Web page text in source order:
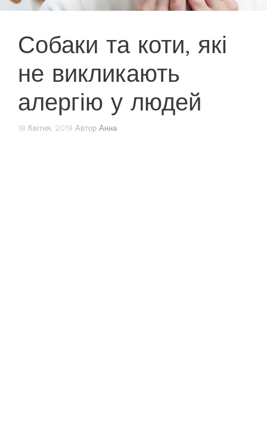
Собаки та коти, які
не викликають
алергію у людей
18 Квітня, 2019 Автор Анна